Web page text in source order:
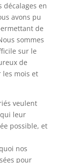
décalages en
avons pu
de
sommes
sur le
de
les mois et
veulent
leur
possible, et
nos
pour